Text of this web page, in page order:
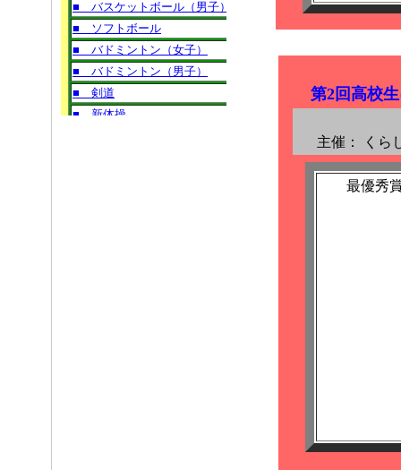
第2回高校
主催： くら
最優秀